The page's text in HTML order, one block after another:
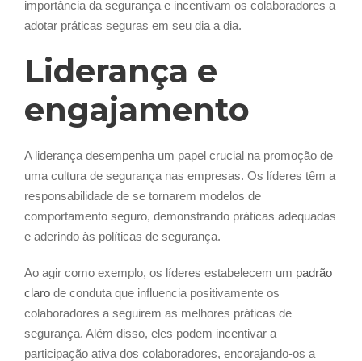
importância da segurança e incentivam os colaboradores a
adotar práticas seguras em seu dia a dia.
Liderança e
engajamento
A liderança desempenha um papel crucial na promoção de
uma cultura de segurança nas empresas. Os líderes têm a
responsabilidade de se tornarem modelos de
comportamento seguro, demonstrando práticas adequadas
e aderindo às políticas de segurança.
Ao agir como exemplo, os líderes estabelecem um padrão
claro de conduta que influencia positivamente os
colaboradores a seguirem as melhores práticas de
segurança. Além disso, eles podem incentivar a
participação ativa dos colaboradores, encorajando-os a